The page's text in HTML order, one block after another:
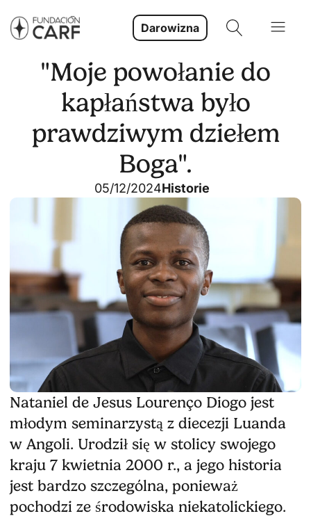
Darowizna
"Moje powołanie do
kapłaństwa było
prawdziwym dziełem
Boga".
05/12/2024Historie
Nataniel de Jesus Lourenço Diogo jest
młodym seminarzystą z diecezji Luanda
w Angoli. Urodził się w stolicy swojego
kraju 7 kwietnia 2000 r., a jego historia
jest bardzo szczególna, ponieważ
pochodzi ze środowiska niekatolickiego.